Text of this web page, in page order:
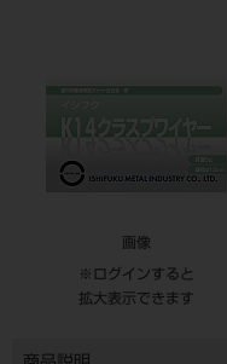
画像
※ログインすると
拡大表示できます